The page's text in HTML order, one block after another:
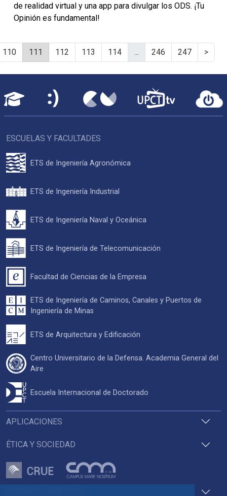
de realidad virtual y una app para divulgar los ODS. ¡Tu
Opinión es fundamental!
110 111 112 113 114 ... 246 247 >
APLICACIONES
ÉTICA Y SOCIEDAD
ESCUELAS Y FACULTADES
ETS de Ingeniería Agronómica
ETS de Ingeniería Industrial
ETS de Ingeniería Naval y Oceánica
ETS de Ingeniería de Telecomunicación
Facultad de Ciencias de la Empresa
ETS de Ingeniería de Caminos, Canales y Puertos de
Ingeniería de Minas
ETS de Arquitectura y Edificación
Centro Universitario de la Defensa. Academia General del
Aire
Escuela Internacional de Doctorado